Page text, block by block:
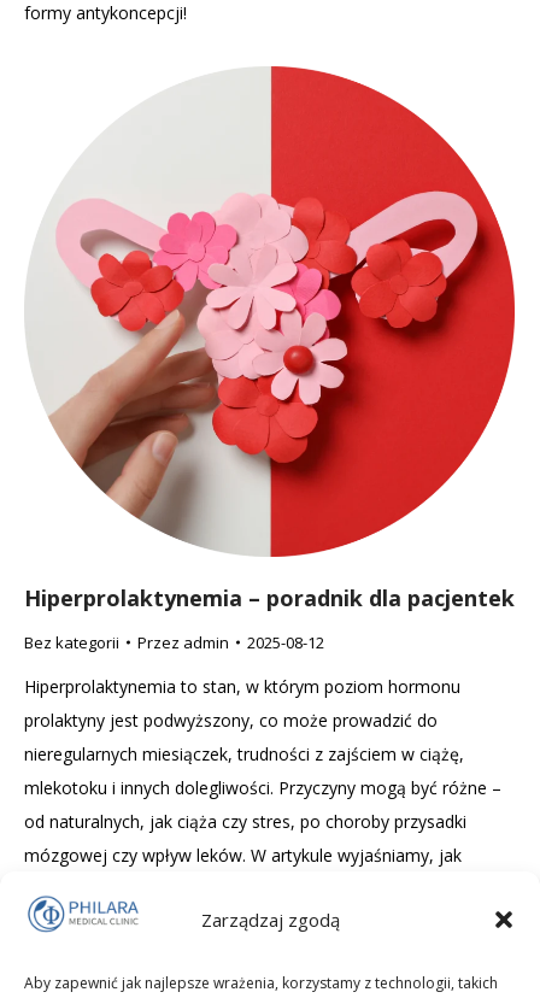
Zarządzaj zgodą
Aby zapewnić jak najlepsze wrażenia, korzystamy z technologii, takich
formy antykoncepcji!
Hiperprolaktynemia – poradnik dla pacjentek
Bez kategorii Przez admin 2025-08-12
Hiperprolaktynemia to stan, w którym poziom hormonu
prolaktyny jest podwyższony, co może prowadzić do
nieregularnych miesiączek, trudności z zajściem w ciążę,
mlekotoku i innych dolegliwości. Przyczyny mogą być różne –
od naturalnych, jak ciąża czy stres, po choroby przysadki
mózgowej czy wpływ leków. W artykule wyjaśniamy, jak
metody leczenia są dostępne, aby przywrócić równowagę
Cię niepokoją, dowiedz się, kiedy warto zgłosić się do